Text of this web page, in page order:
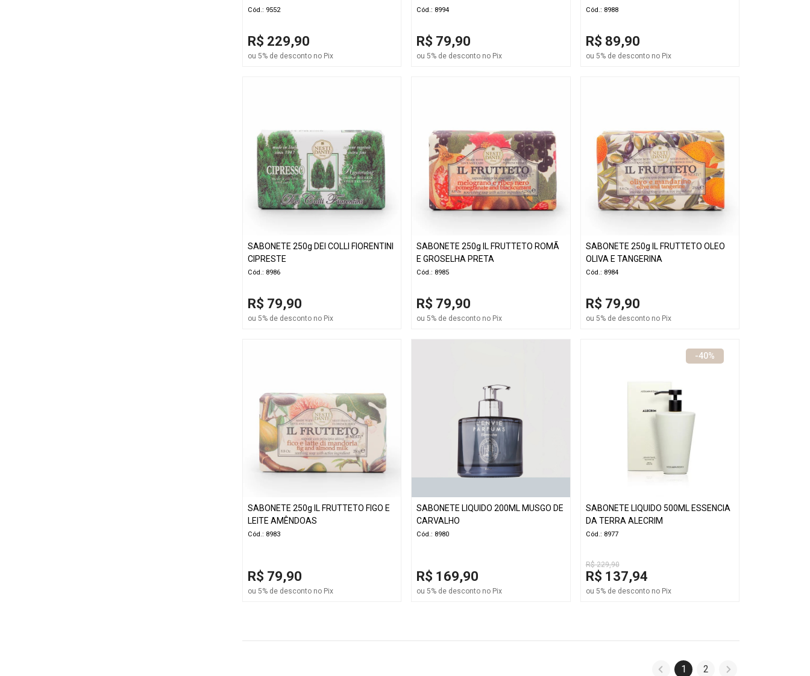
Cód.: 9552
R$ 229,90
ou 5% de desconto no Pix
Cód.: 8994
R$ 79,90
ou 5% de desconto no Pix
Cód.: 8988
R$ 89,90
ou 5% de desconto no Pix
SABONETE 250g DEI COLLI FIORENTINI
CIPRESTE
Cód.: 8986
R$ 79,90
ou 5% de desconto no Pix
SABONETE 250g IL FRUTTETO ROMÃ
E GROSELHA PRETA
Cód.: 8985
R$ 79,90
ou 5% de desconto no Pix
SABONETE 250g IL FRUTTETO OLEO
OLIVA E TANGERINA
Cód.: 8984
R$ 79,90
ou 5% de desconto no Pix
SABONETE 250g IL FRUTTETO FIGO E
LEITE AMÊNDOAS
Cód.: 8983
R$ 79,90
ou 5% de desconto no Pix
SABONETE LIQUIDO 200ML MUSGO DE
CARVALHO
Cód.: 8980
R$ 169,90
ou 5% de desconto no Pix
-40%
SABONETE LIQUIDO 500ML ESSENCIA
DA TERRA ALECRIM
Cód.: 8977
R$ 229,90
R$ 137,94
ou 5% de desconto no Pix
1 2